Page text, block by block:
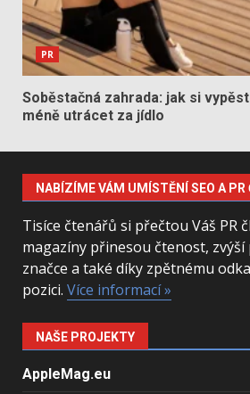
PR
Soběstačná zahrada: jak si
méně utrácet za jídlo
NABÍZÍME VÁM UMÍSTĚNÍ SEO A PR
Tisíce čtenářů si přečtou Váš PR
magazíny přinesou čtenost, zvýší
značce a také díky zpětnému
pozici. Více informací »
NAŠE PROJEKTY
AppleMag.eu